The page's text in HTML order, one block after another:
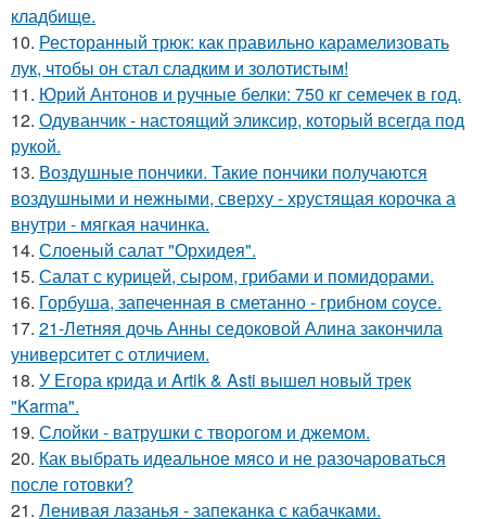
кладбище.
10. Ресторанный трюк: как правильно карамелизовать
лук, чтобы он стал сладким и золотистым!
11. Юрий Антонов и ручные белки: 750 кг семечек в год.
12. Одуванчик - настоящий эликсир, который всегда под
рукой.
13. Воздушные пончики. Такие пончики получаются
воздушными и нежными, сверху - хрустящая корочка а
внутри - мягкая начинка.
14. Слоеный салат "Орхидея".
15. Салат с курицей, сыром, грибами и помидорами.
16. Горбуша, запеченная в сметанно - грибном соусе.
17. 21-Летняя дочь Анны седоковой Алина закончила
университет с отличием.
18. У Егора крида и Artik & Asti вышел новый трек
"Karma".
19. Слойки - ватрушки с творогом и джемом.
20. Как выбрать идеальное мясо и не разочароваться
после готовки?
21. Ленивая лазанья - запеканка с кабачками.